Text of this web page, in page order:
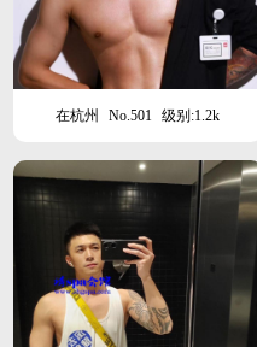
在杭州 No.501 级别:1.2k